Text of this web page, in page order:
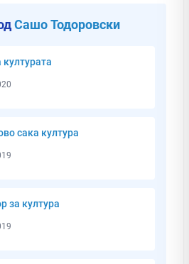
Сашо Тодоровски
културата
сака култура
за култура